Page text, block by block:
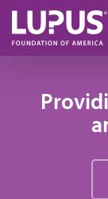
Pasar al